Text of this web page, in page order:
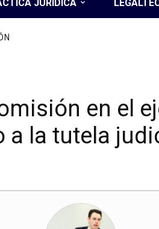
JURÍDICA
en el
a la tutela